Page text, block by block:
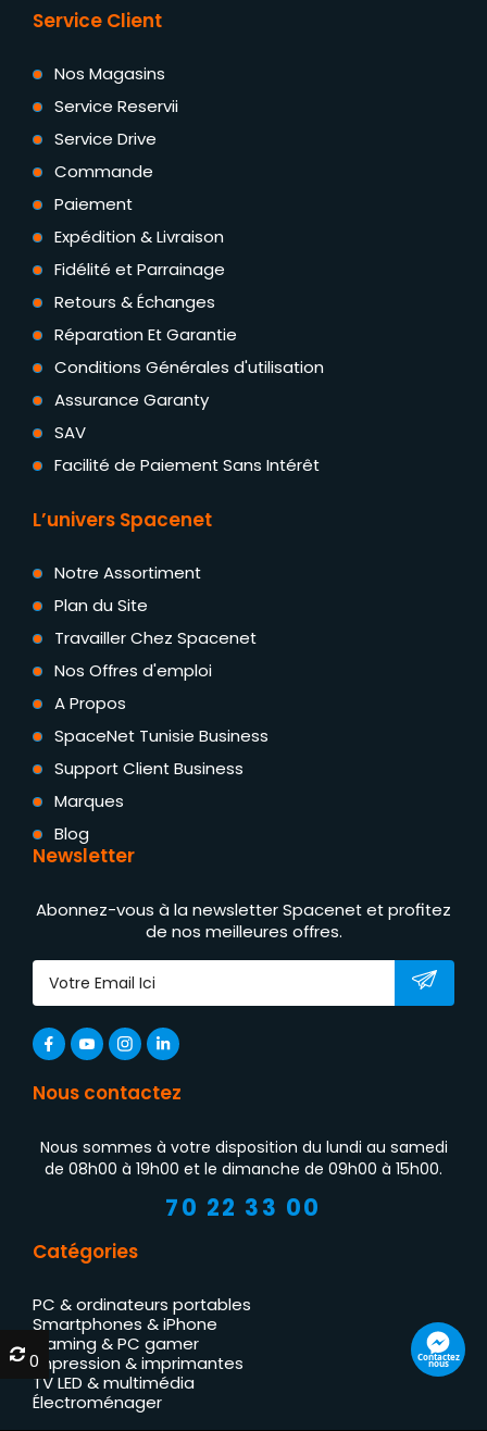
Service Client
Nos Magasins
Service Reservii
Service Drive
Commande
Paiement
Expédition & Livraison
Fidélité et Parrainage
Retours & Échanges
Réparation Et Garantie
Conditions Générales d'utilisation
Assurance Garanty
SAV
Facilité de Paiement Sans Intérêt
L’univers Spacenet
Notre Assortiment
Plan du Site
Travailler Chez Spacenet
Nos Offres d'emploi
A Propos
SpaceNet Tunisie Business
Support Client Business
Marques
Blog
Newsletter
Abonnez-vous à la newsletter Spacenet et profitez
de nos meilleures offres.
Nous contactez
Nous sommes à votre disposition du lundi au samedi
de 08h00 à 19h00 et le dimanche de 09h00 à 15h00.
70 22 33 00
Catégories
PC & ordinateurs portables
Smartphones & iPhone
Gaming & PC gamer
Impression & imprimantes
TV LED & multimédia
Électroménager
Contactez
nous
0
0